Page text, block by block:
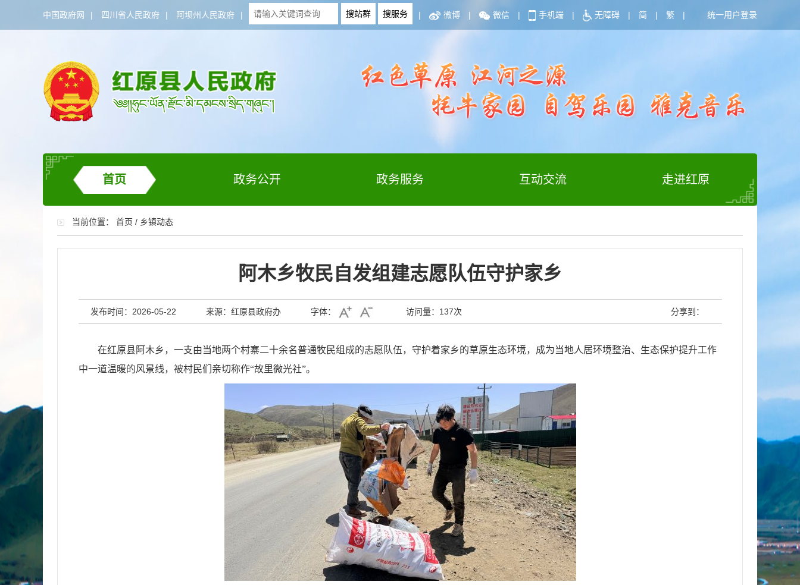
中国政府网 | 四川省人民政府 | 阿坝州人民政府 | | 微博 | 微信 | 手机端 | 无障碍 | 简 | 繁 | 统一用户登录
首页 政务公开 政务服务 互动交流 走进红原
当前位置： 首页 / 乡镇动态
阿木乡牧民自发组建志愿队伍守护家乡
发布时间：2026-05-22 来源：红原县政府办 字体： 访问量： 137次 分享到：
在红原县阿木乡，一支由当地两个村寨二十余名普通牧民组成的志愿队伍，守护着家乡的草原生态环境，成为当地人居环境整治、生态保护提升工作
中一道温暖的风景线，被村民们亲切称作“故里微光社”。